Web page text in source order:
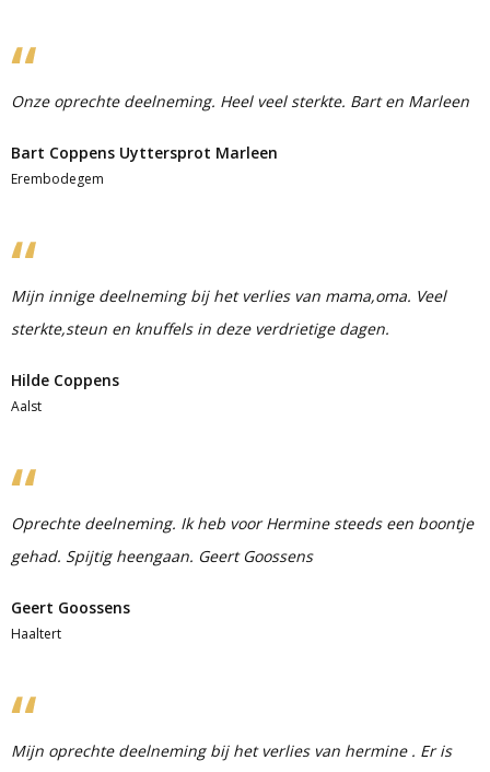
Onze oprechte deelneming. Heel veel sterkte. Bart en Marleen
Bart Coppens Uyttersprot Marleen
Erembodegem
Mijn innige deelneming bij het verlies van mama,oma. Veel
sterkte,steun en knuffels in deze verdrietige dagen.
Hilde Coppens
Aalst
Oprechte deelneming. Ik heb voor Hermine steeds een boontje
gehad. Spijtig heengaan. Geert Goossens
Geert Goossens
Haaltert
Mijn oprechte deelneming bij het verlies van hermine . Er is